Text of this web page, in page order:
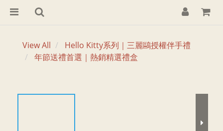
View All
Hello Kitty系列｜三麗鷗授權伴手禮
年節送禮首選｜熱銷精選禮盒